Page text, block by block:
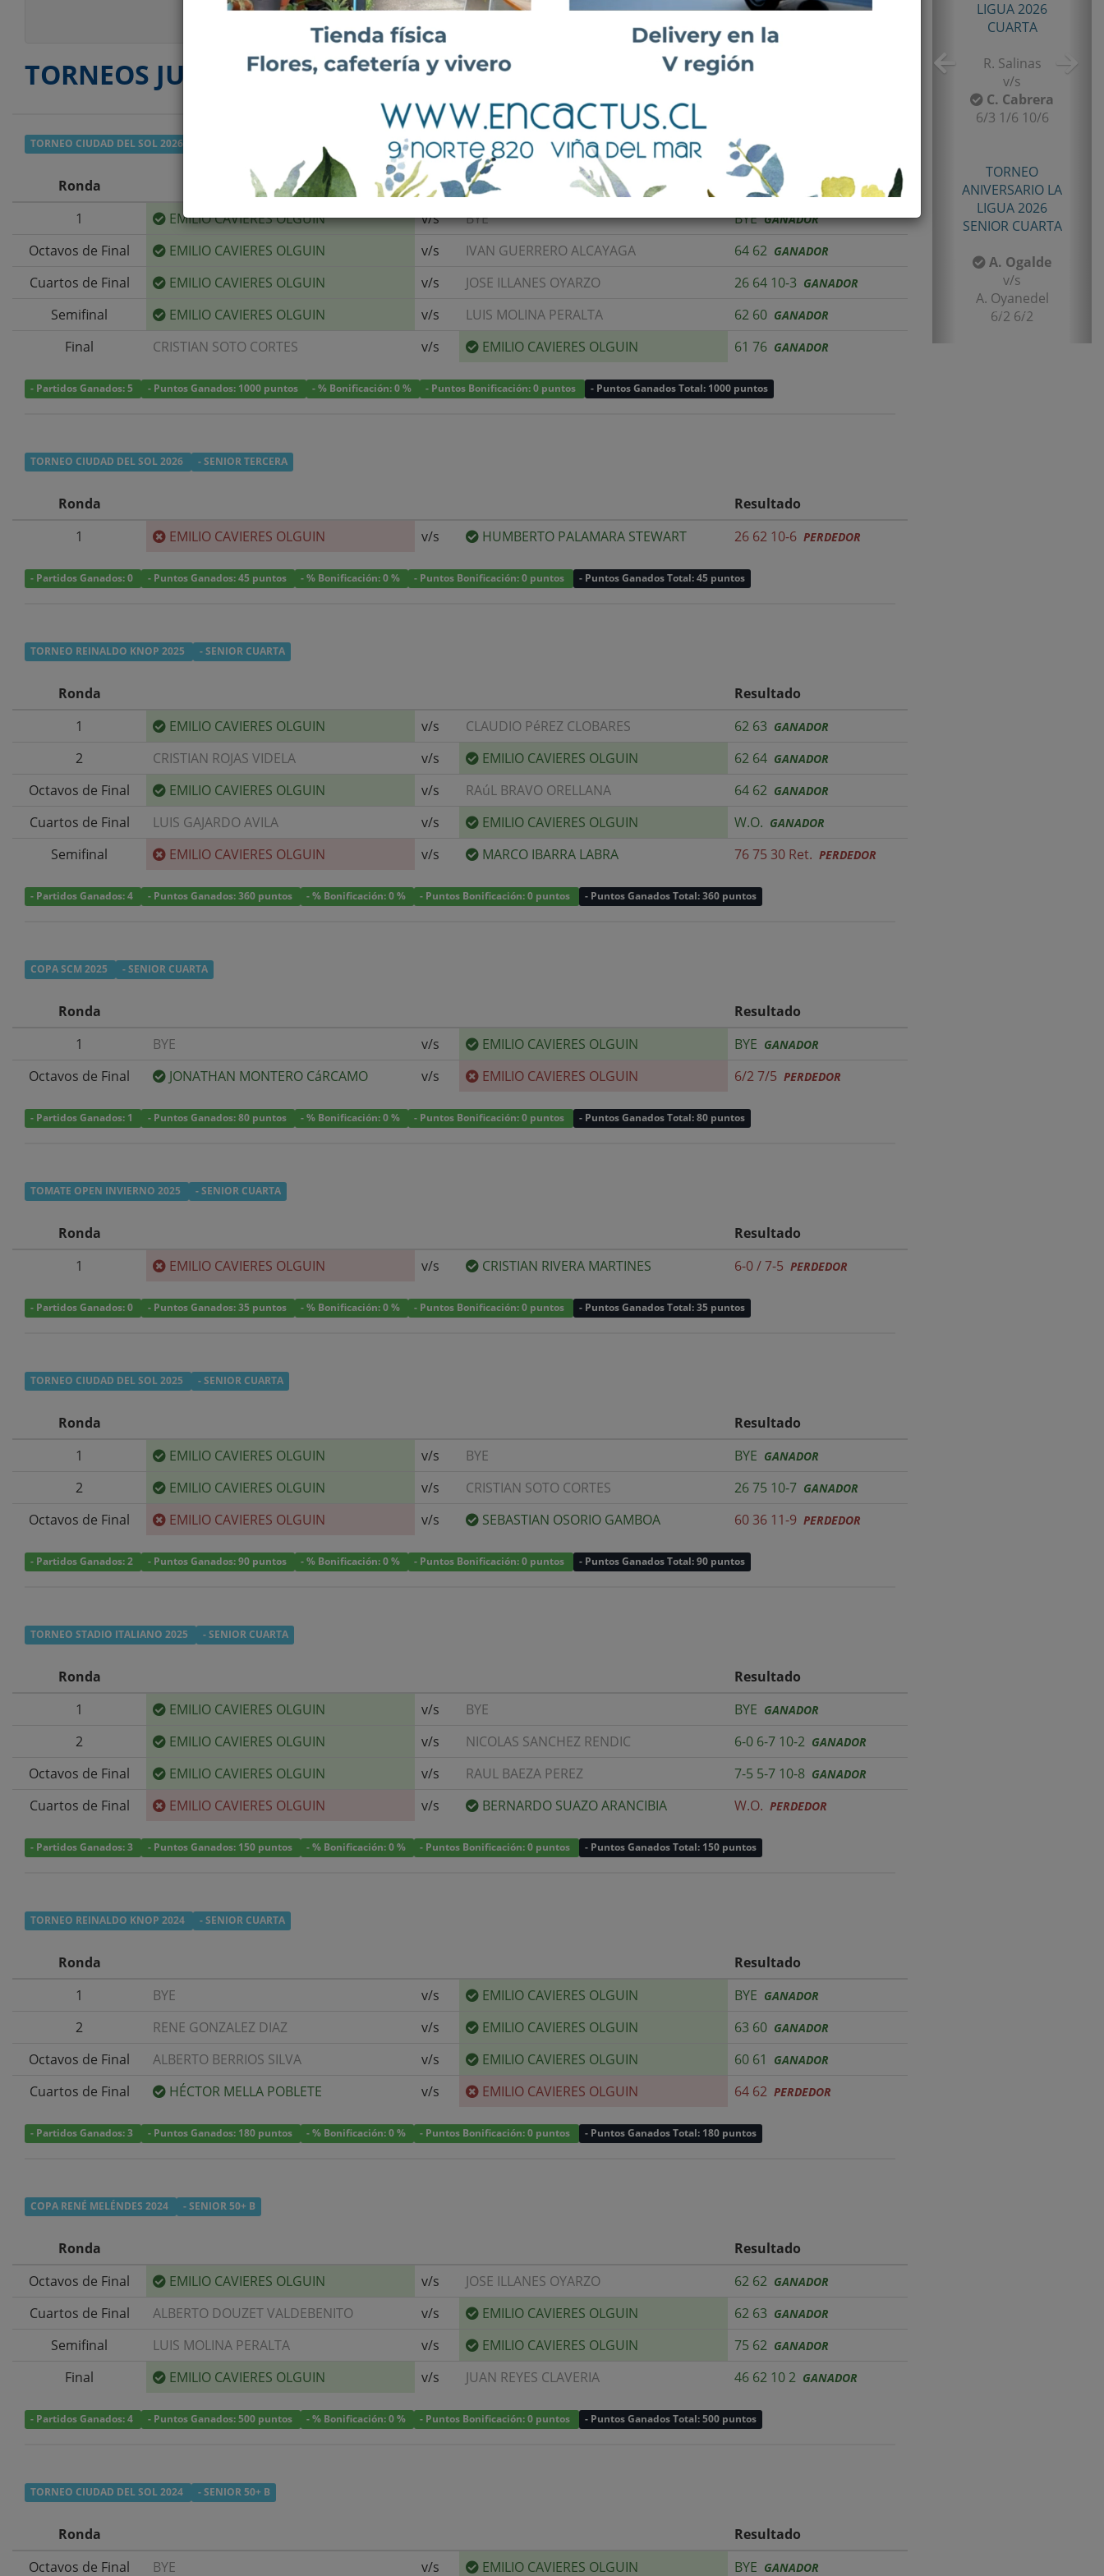
TORNEOS JUGADOS
TORNEO CIUDAD DEL SOL 2026
Ronda
Resultado
1
EMILIO CAVIERES OLGUIN v/s BYE BYEGANADOR
Octavos de Final EMILIO CAVIERES OLGUIN v/s IVAN GUERRERO ALCAYAGA 64 62 GANADOR
Cuartos de Final EMILIO CAVIERES OLGUIN v/s JOSE ILLANES OYARZO 26 64 10-3 GANADOR
Semifinal EMILIO CAVIERES OLGUIN v/s LUIS MOLINA PERALTA 62 60 GANADOR
Final CRISTIAN SOTO CORTES v/s EMILIO CAVIERES OLGUIN 61 76 GANADOR
- Partidos Ganados: 5 - Puntos Ganados: 1000 puntos - % Bonificación: 0 % - Puntos Bonificación: 0 puntos - Puntos Ganados Total: 1000 puntos
TORNEO CIUDAD DEL SOL 2026 - SENIOR TERCERA
Ronda
Resultado
1
EMILIO CAVIERES OLGUIN v/s HUMBERTO PALAMARA STEWART 26 62 10-6 PERDEDOR
- Partidos Ganados: 0 - Puntos Ganados: 45 puntos - % Bonificación: 0 % - Puntos Bonificación: 0 puntos - Puntos Ganados Total: 45 puntos
TORNEO REINALDO KNOP 2025 - SENIOR CUARTA
Ronda
Resultado
1
EMILIO CAVIERES OLGUIN v/s CLAUDIO PéREZ CLOBARES 62 63 GANADOR
2 CRISTIAN ROJAS VIDELA v/s EMILIO CAVIERES OLGUIN 62 64 GANADOR
Octavos de Final EMILIO CAVIERES OLGUIN v/s RAúL BRAVO ORELLANA 64 62 GANADOR
Cuartos de Final LUIS GAJARDO AVILA v/s EMILIO CAVIERES OLGUIN W.O. GANADOR
Semifinal EMILIO CAVIERES OLGUIN v/s MARCO IBARRA LABRA 76 75 30 Ret. PERDEDOR
- Partidos Ganados: 4 - Puntos Ganados: 360 puntos - % Bonificación: 0 % - Puntos Bonificación: 0 puntos - Puntos Ganados Total: 360 puntos
COPA SCM 2025 - SENIOR CUARTA
Ronda
Resultado
1
BYE v/s EMILIO CAVIERES OLGUIN BYE GANADOR
Octavos de Final JONATHAN MONTERO CáRCAMO v/s EMILIO CAVIERES OLGUIN 6/2 7/5 PERDEDOR
- Partidos Ganados: 1 - Puntos Ganados: 80 puntos - % Bonificación: 0 % - Puntos Bonificación: 0 puntos - Puntos Ganados Total: 80 puntos
TOMATE OPEN INVIERNO 2025 - SENIOR CUARTA
Ronda
Resultado
1
EMILIO CAVIERES OLGUIN v/s CRISTIAN RIVERA MARTINES 6-0 / 7-5 PERDEDOR
- Partidos Ganados: 0 - Puntos Ganados: 35 puntos - % Bonificación: 0 % - Puntos Bonificación: 0 puntos - Puntos Ganados Total: 35 puntos
TORNEO CIUDAD DEL SOL 2025 - SENIOR CUARTA
Ronda
Resultado
1
EMILIO CAVIERES OLGUIN v/s BYE BYE GANADOR
2 EMILIO CAVIERES OLGUIN v/s CRISTIAN SOTO CORTES 26 75 10-7 GANADOR
Octavos de Final EMILIO CAVIERES OLGUIN v/s SEBASTIAN OSORIO GAMBOA 60 36 11-9 PERDEDOR
- Partidos Ganados: 2 - Puntos Ganados: 90 puntos - % Bonificación: 0 % - Puntos Bonificación: 0 puntos - Puntos Ganados Total: 90 puntos
TORNEO STADIO ITALIANO 2025 - SENIOR CUARTA
Ronda
Resultado
1
EMILIO CAVIERES OLGUIN v/s BYE BYE GANADOR
2 EMILIO CAVIERES OLGUIN v/s NICOLAS SANCHEZ RENDIC 6-0 6-7 10-2 GANADOR
Octavos de Final EMILIO CAVIERES OLGUIN v/s RAUL BAEZA PEREZ 7-5 5-7 10-8 GANADOR
Cuartos de Final EMILIO CAVIERES OLGUIN v/s BERNARDO SUAZO ARANCIBIA W.O. PERDEDOR
- Partidos Ganados: 3 - Puntos Ganados: 150 puntos - % Bonificación: 0 % - Puntos Bonificación: 0 puntos - Puntos Ganados Total: 150 puntos
TORNEO REINALDO KNOP 2024 - SENIOR CUARTA
Ronda
Resultado
1
BYE v/s EMILIO CAVIERES OLGUIN BYE GANADOR
2 RENE GONZALEZ DIAZ v/s EMILIO CAVIERES OLGUIN 63 60 GANADOR
Octavos de Final ALBERTO BERRIOS SILVA v/s EMILIO CAVIERES OLGUIN 60 61 GANADOR
Cuartos de Final HÉCTOR MELLA POBLETE v/s EMILIO CAVIERES OLGUIN 64 62 PERDEDOR
- Partidos Ganados: 3 - Puntos Ganados: 180 puntos - % Bonificación: 0 % - Puntos Bonificación: 0 puntos - Puntos Ganados Total: 180 puntos
COPA RENÉ MELÉNDES 2024 - SENIOR 50+ B
Ronda
Resultado
Octavos de Final
EMILIO CAVIERES OLGUIN v/s JOSE ILLANES OYARZO 62 62 GANADOR
Cuartos de Final ALBERTO DOUZET VALDEBENITO v/s EMILIO CAVIERES OLGUIN 62 63 GANADOR
Semifinal LUIS MOLINA PERALTA v/s EMILIO CAVIERES OLGUIN 75 62 GANADOR
Final EMILIO CAVIERES OLGUIN v/s JUAN REYES CLAVERIA 46 62 10 2 GANADOR
- Partidos Ganados: 4 - Puntos Ganados: 500 puntos - % Bonificación: 0 % - Puntos Bonificación: 0 puntos - Puntos Ganados Total: 500 puntos
TORNEO CIUDAD DEL SOL 2024 - SENIOR 50+ B
Ronda
Resultado
Octavos de Final
BYE v/s EMILIO CAVIERES OLGUIN BYE GANADOR
TORNEO TENIS TOUR
QUINTA 2026
E. Castro
v/s
I. Rubiño
TORNEO TENIS TOUR
QUINTA 2026
PRIMERA
F. Matamala
v/s
L. Palma
6-1/6-3